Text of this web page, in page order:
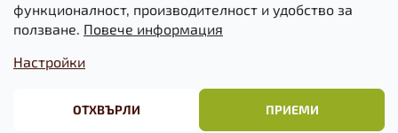
функционалност, производителност и удобство за
ползване. Повече информация
Настройки
ОТХВЪРЛИ ПРИЕМИ
Търговски
бисквитките
поверителност
Авторско право 2026Fitmin.bg. Всички права запазени.
на настройките за бисквитките